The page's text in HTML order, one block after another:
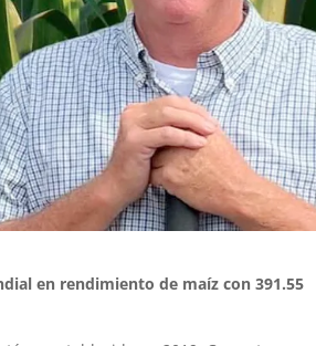
en rendimiento de maíz con 391.55